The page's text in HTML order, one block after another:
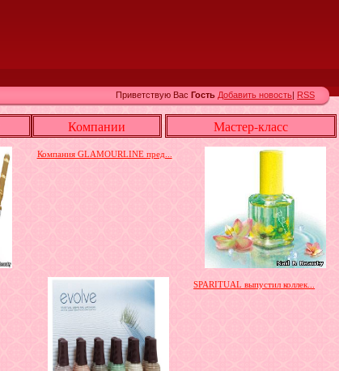
Приветствую Вас Гость Добавить новость| RSS
Компании Мастер-класс
Компания GLAMOURLINE пред...
SPARITUAL выпустил коллек...